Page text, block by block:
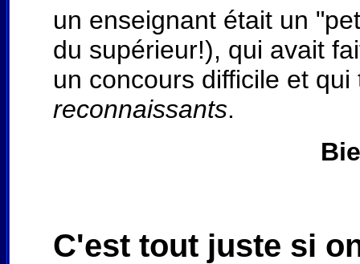
un enseignant était un
du supérieur!), qui avait
un concours difficile et
reconnaissants.
C'est tout juste si